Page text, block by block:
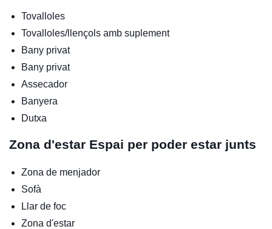
Tovalloles
Tovalloles/llençols amb suplement
Bany privat
Bany privat
Assecador
Banyera
Dutxa
Zona d'estar Espai per poder estar junts
Zona de menjador
Sofà
Llar de foc
Zona d'estar